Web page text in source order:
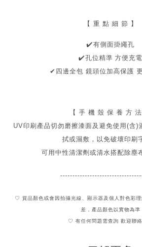
【 重 點 細 節 】
✔️有側面掛繩孔
✔孔位精準 方便充電
✔ 四邊全包 鏡頭位加高保護
【 手 機 殼 保 養 方 法
UV印刷產品切勿磨擦漆面及 避免使用(含)
拭或濕敷，以免破壞印刷
可用中性清潔劑或清水搭配除塵
♡ 貨品顏色或會因拍攝光線、顯示器及個人對色彩理
差，產品顏色以實物為準
♡ 有任何問題需查詢 歡迎聯